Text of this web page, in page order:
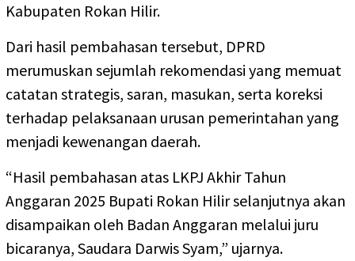
Kabupaten Rokan Hilir.
Dari hasil pembahasan tersebut, DPRD
merumuskan sejumlah rekomendasi yang memuat
catatan strategis, saran, masukan, serta koreksi
terhadap pelaksanaan urusan pemerintahan yang
menjadi kewenangan daerah.
“Hasil pembahasan atas LKPJ Akhir Tahun
Anggaran 2025 Bupati Rokan Hilir selanjutnya akan
disampaikan oleh Badan Anggaran melalui juru
bicaranya, Saudara Darwis Syam,” ujarnya.